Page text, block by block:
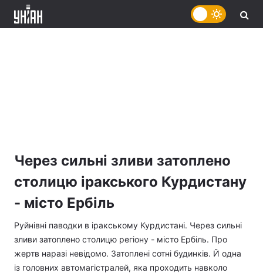
Через сильні зливи затоплено
столицю іракського Курдистану
- місто Ербіль
Руйнівні паводки в іракському Курдистані. Через сильні
зливи затоплено столицю регіону - місто Ербіль. Про
жертв наразі невідомо. Затоплені сотні будинків. Й одна
із головних автомагістралей, яка проходить навколо